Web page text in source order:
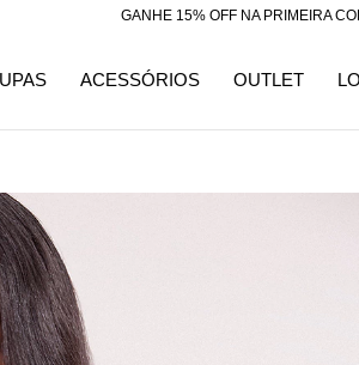
GANHE 15% OFF NA PRIMEIRA COMPRA
ACESSÓRIOS OUTLET